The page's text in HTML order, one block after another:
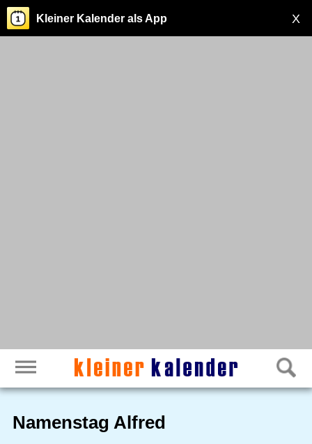
X
Kleiner Kalender als App
Namenstag Alfred